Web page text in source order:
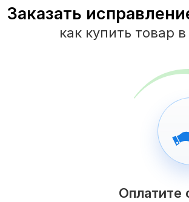
Заказать
как купить товар
Оплатите